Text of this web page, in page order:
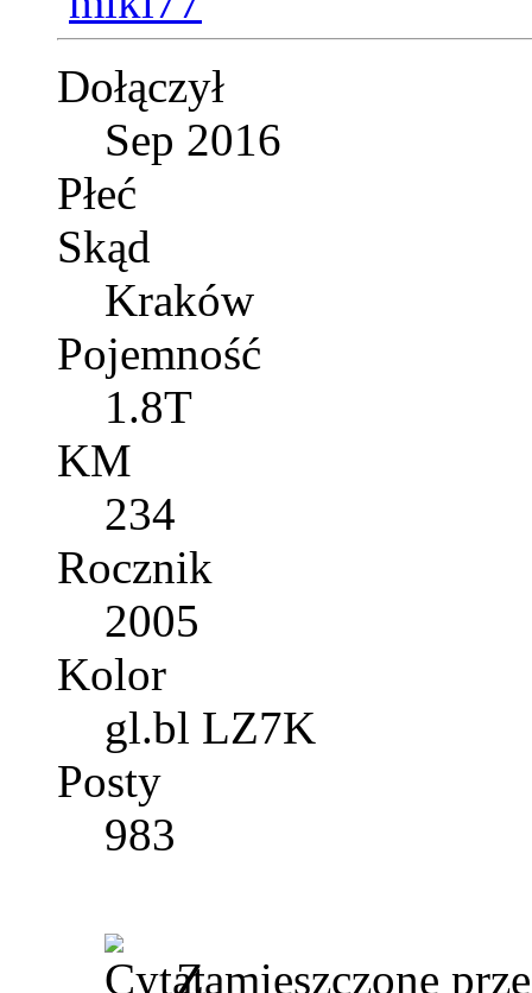
Dołączył
Sep 2016
Płeć
Skąd
Kraków
Pojemność
1.8T
KM
234
Rocznik
2005
Kolor
gl.bl LZ7K
Posty
983
Zamieszczone